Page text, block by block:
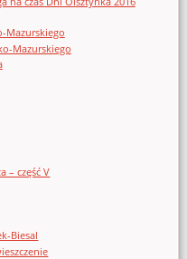
Mazurskiego
Mazurskiego
– część V
Biesal